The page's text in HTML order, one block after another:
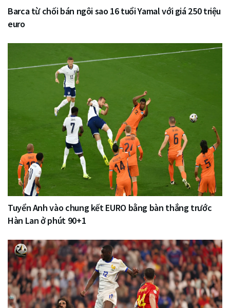
Barca từ chối bán ngôi sao 16 tuổi Yamal với giá 250 triệu
euro
Tuyển Anh vào chung kết EURO bằng bàn thắng trước
Hàn Lan ở phút 90+1